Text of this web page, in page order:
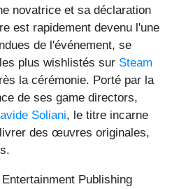
novatrice et sa déclaration
est rapidement devenu l'une
de l'événement, se
plus wishlistés sur Steam
la cérémonie. Porté par la
de ses game directors,
Soliani, le titre incarne
des œuvres originales,
Publishing